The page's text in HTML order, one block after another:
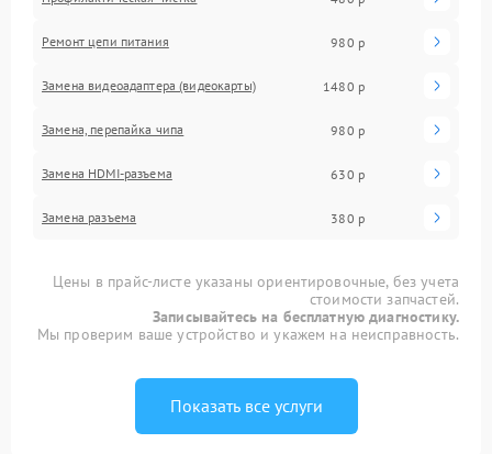
Ремонт цепи питания 980 р
Замена видеоадаптера (видеокарты) 1480 р
Замена, перепайка чипа 980 р
Замена HDMI-разъема 630 р
Замена разъема 380 р
Цены в прайс-листе указаны ориентировочные, без учета
стоимости запчастей.
Записывайтесь на бесплатную диагностику.
Мы проверим ваше устройство и укажем на неисправность.
Показать все услуги